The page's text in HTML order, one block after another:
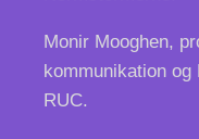
Monir Mooghen,
kommunikation
RUC.